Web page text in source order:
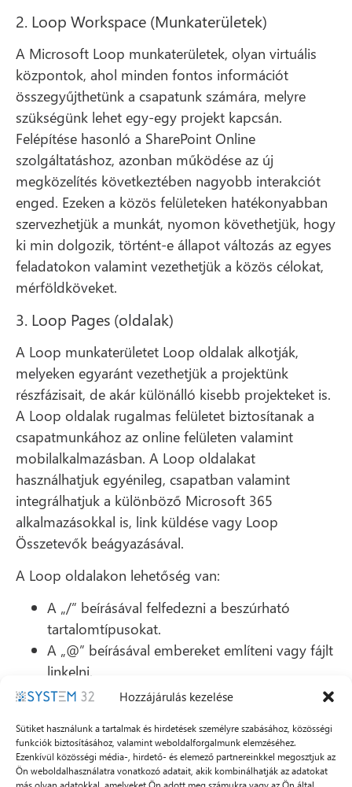
Hozzájárulás kezelése
Sütiket használunk a tartalmak és hirdetések személyre szabásához, közösségi
funkciók biztosításához, valamint weboldalforgalmunk elemzéséhez.
Ezenkívül közösségi média-, hirdető- és elemező partnereinkkel megosztjuk az
Ön weboldalhasználatra vonatkozó adatait, akik kombinálhatják az adatokat
2. Loop Workspace (Munkaterületek)
A Microsoft Loop munkaterületek, olyan virtuális
központok, ahol minden fontos információt
összegyűjthetünk a csapatunk számára, melyre
szükségünk lehet egy-egy projekt kapcsán.
Felépítése hasonló a SharePoint Online
szolgáltatáshoz, azonban működése az új
megközelítés következtében nagyobb interakciót
enged. Ezeken a közös felületeken hatékonyabban
szervezhetjük a munkát, nyomon követhetjük, hogy
ki min dolgozik, történt-e állapot változás az egyes
feladatokon valamint vezethetjük a közös célokat,
mérföldköveket.
3. Loop Pages (oldalak)
A Loop munkaterületet Loop oldalak alkotják,
melyeken egyaránt vezethetjük a projektünk
részfázisait, de akár különálló kisebb projekteket is.
A Loop oldalak rugalmas felületet biztosítanak a
csapatmunkához az online felületen valamint
mobilalkalmazásban. A Loop oldalakat
használhatjuk egyénileg, csapatban valamint
integrálhatjuk a különböző Microsoft 365
alkalmazásokkal is, link küldése vagy Loop
Összetevők beágyazásával.
A Loop oldalakon lehetőség van:
A „/” beírásával felfedezni a beszúrható
tartalomtípusokat.
A „@” beírásával embereket említeni vagy fájlt
linkelni.
A „:” beírásával megnyitni az emoji választót.
A Microsoft Loop egyik kulcsfontosságú jellemzője,
hogy a Microsoft 365 szolgáltatásba integrálja a